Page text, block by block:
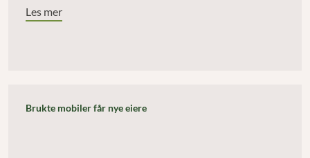
Les mer
Brukte mobiler får nye eiere